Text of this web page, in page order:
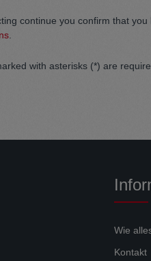
continue you confirm that
.
with asterisks (*) are
Wie
Kontakt